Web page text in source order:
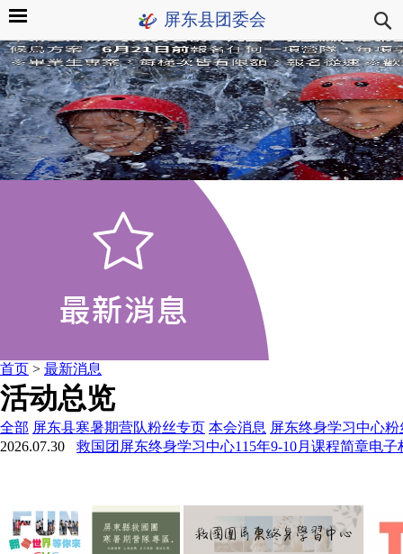
屏东县团委会
首页 > 最新消息
活动总览
全部 屏东县寒暑期营队粉丝专页 本会消息 屏东终身学习中心
2026.07.30
救国团屏东终身学习中心115年9-10月课程简章电